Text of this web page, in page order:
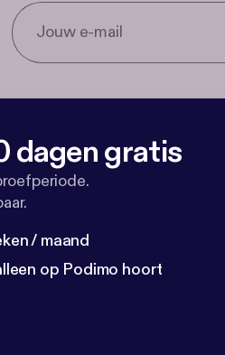
dagen gratis
/ maand
op Podimo hoort